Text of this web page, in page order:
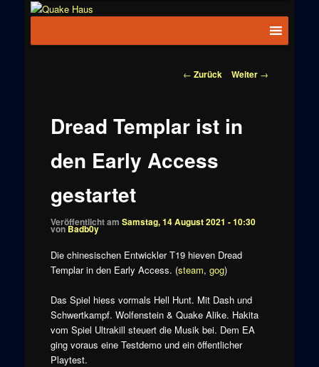
News zu
Beitragsnavigation
← Zurück Weiter →
Dread Templar ist in
den Early Access
gestartet
Veröffentlicht am Samstag, 14 August 2021 - 10:30
vonBadb0y
Die chinesischen Entwickler T19 hieven Dread
Templar in den Early Access. (steam, gog)
Das Spiel hiess vormals Hell Hunt. Mit Dash und
Schwertkampf. Wolfenstein & Quake Alike. Hakita
vom Spiel Ultrakill steuert die Musik bei. Dem EA
ging voraus eine Testdemo und ein öffentlicher
Playtest.